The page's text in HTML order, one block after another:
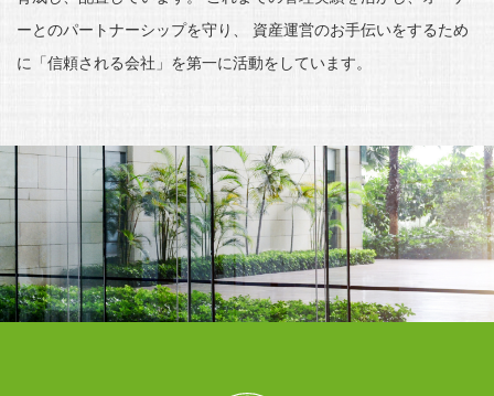
ーとのパートナーシップを守り、
資産運営のお手伝いをするため
に「信頼される会社」を第一に活動をしています。